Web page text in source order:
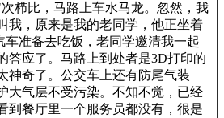
栉比，马路上车水马龙。忽然，我
我，原来是我的老同学，他正坐着
车准备去吃饭，老同学邀清我一起
答应了。马路上到处者是3D打印的
神奇了。公交车上还有防尾气装
大气层不受污染。不知不觉，已经
到餐厅里一个服务员都没有，很是